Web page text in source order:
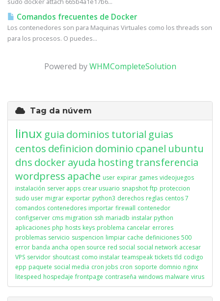
Comandos frecuentes de Docker
Los contenedores son para Maquinas Virtuales como los threads son
para los procesos. O puedes...
Powered byWHMCompleteSolution
Tag da núvem
linux guia dominios tutorial guias
centos definicion dominio cpanel ubuntu
dns dockerayuda hosting transferencia
wordpress apache user expirar games videojuegos
instalación server apps crear usuario snapshot ftp proteccion
sudo user migrar exportar python3 derechos reglas centos 7
comandos contenedores importar firewall contenedor
configserver cms migration ssh mariadb instalar python
aplicaciones php hosts keys problema cancelar errores
problemas servicio suspencion limpiar cache definiciones 500
error banda ancha open source red social social network accesar
VPS servidor shoutcast como instalar teamspeak tickets tld codigo
epp paquete social media cron jobs cron soporte domnio nginx
litespeed hospedaje frontpage contraseña windows malware virus